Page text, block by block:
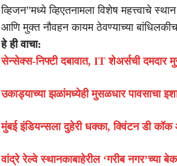
व्हिजन”मध्ये व्हिएतनामला विशेष महत्त्वाचे
आणि मुक्त नौवहन कायम ठेवण्याच्या
हे ही वाचा:
सेन्सेक्स-निफ्टी दबावात, IT शेअर्सची दमदार
उकाड्याच्या झळांमध्येही मुसळधार पावसाचा
मुंबई इंडियन्सला दुहेरी धक्का, क्विंटन डी कॉक
वांद्रे रेल्वे स्थानकाबाहेरील ‘गरीब नगर’च्या